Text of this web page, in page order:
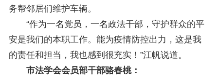
务帮邻居们维护车辆。
“作为一名党员，一名政法干部，守护群众的平
安是我们的本职工作。能为疫情防控出力，这是我
的责任和担当，我也感到很充实！”江帆说道。
市法学会会员部干部骆春桃：